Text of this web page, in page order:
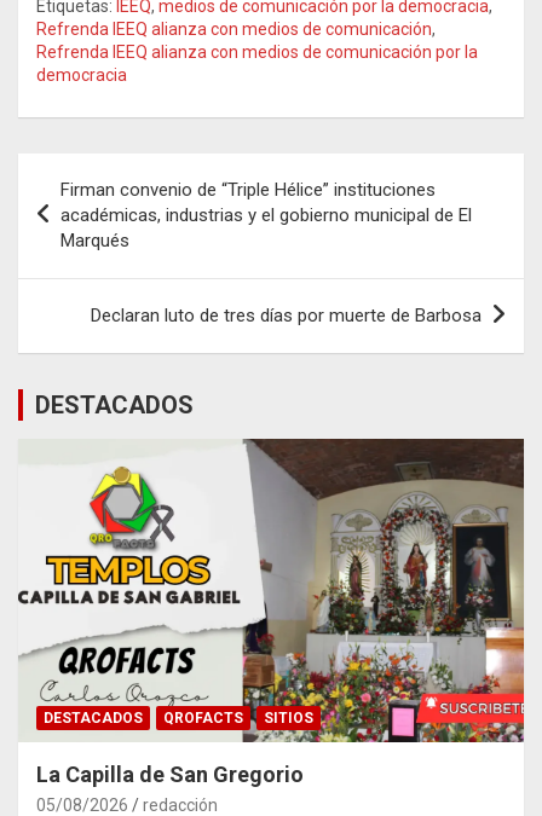
Etiquetas: IEEQ, medios de comunicación por la democracia,
Refrenda IEEQ alianza con medios de comunicación,
Refrenda IEEQ alianza con medios de comunicación por la
democracia
de
entradas
Firman convenio de “Triple Hélice” instituciones
académicas, industrias y el gobierno municipal de El
Marqués
Declaran luto de tres días por muerte de Barbosa
DESTACADOS
DESTACADOS QROFACTS SITIOS
La Capilla de San Gregorio
05/08/2026 redacción